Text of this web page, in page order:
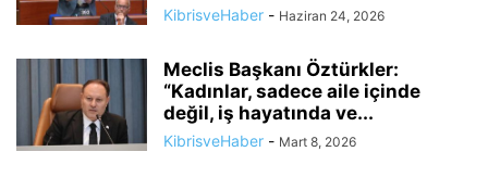
KibrisveHaber - Haziran 24, 2026
Meclis Başkanı Öztürkler:
“Kadınlar, sadece aile içinde
değil, iş hayatında ve...
KibrisveHaber - Mart 8, 2026